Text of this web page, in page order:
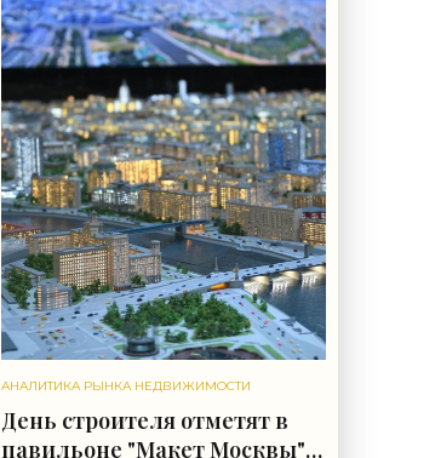
АНАЛИТИКА РЫНКА НЕДВИЖИМОСТИ
День строителя отметят в
павильоне "Макет Москвы"